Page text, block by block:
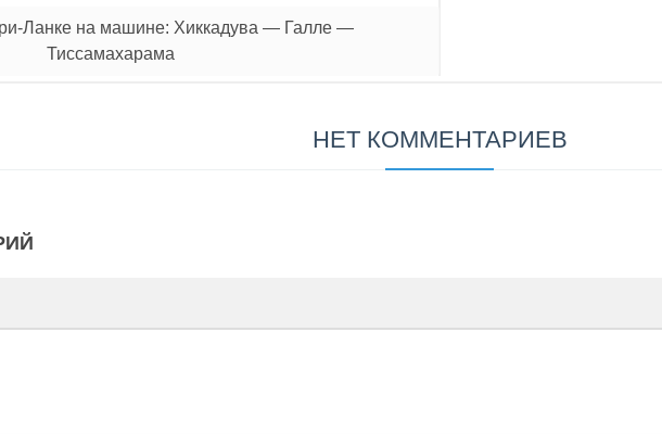
Ланке на машине: Хиккадува — Галле —
Тиссамахарама
НЕТ КОММЕНТАРИЕВ